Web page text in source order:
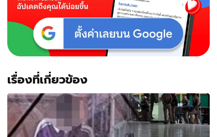
เรื่องที่เกี่ยวข้อง